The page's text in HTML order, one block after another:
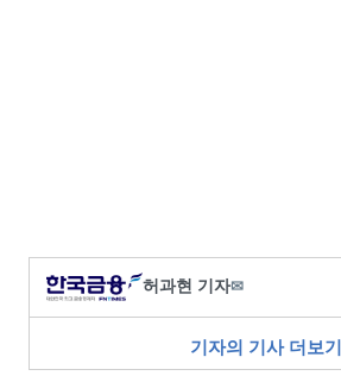
허과현 기자✉
기자의 기사 더보기